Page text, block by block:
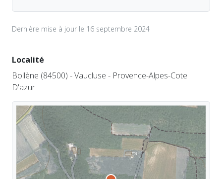
Dernière mise à jour le 16 septembre 2024
Localité
Bollène (84500) - Vaucluse - Provence-Alpes-Cote
D'azur